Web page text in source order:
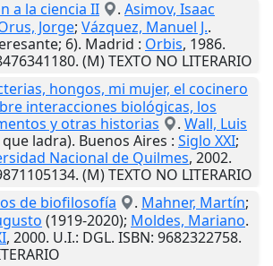
a la ciencia II
. Asimov, Isaac
Jorge; Vázquez, Manuel J..
6). Madrid : Orbis, 1986.
(M) TEXTO NO LITERARIO
hongos, mi mujer, el cocinero
interacciones biológicas, los
y otras historias
. Wall, Luis
que ladra). Buenos Aires : Siglo XXI;
Nacional de Quilmes, 2002.
(M) TEXTO NO LITERARIO
de biofilosofía
. Mahner, Martín;
(1919-2020); Moldes, Mariano.
, 2000. U.I.: DGL. ISBN: 9682322758.